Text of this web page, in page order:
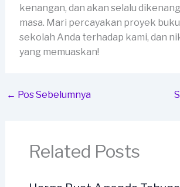
kenangan, dan akan selalu
masa. Mari percayakan proyek
sekolah Anda terhadap kami, dan
yang memuaskan!
← Pos Sebelumnya
Related Posts